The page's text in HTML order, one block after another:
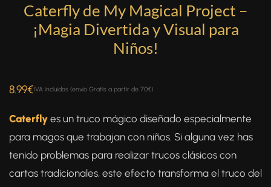
Caterfly de My Magical Project –
¡Magia Divertida y Visual para
Niños!
8.99€IVA incluidos (envío Gratis a partir de 70€)
Caterfly es un truco mágico diseñado especialmente
para magos que trabajan con niños. Si alguna vez has
tenido problemas para realizar trucos clásicos con
cartas tradicionales, este efecto transforma el truco del